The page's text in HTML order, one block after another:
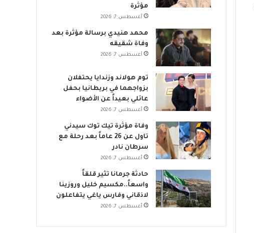
مؤثرة
أغسطس 7, 2026
محمد هنيدي برسالة مؤثرة بعد
وفاة شقيقه
أغسطس 7, 2026
توم هولاند وزندايا يحتفلان
بزواجهما في بريطانيا بحفل
عائلي بعيداً عن الأضواء
أغسطس 7, 2026
وفاة مؤثرة تيك توك سيدني
تاول عن 26 عاماً بعد رحلة مع
سرطان نادر
أغسطس 7, 2026
حادثة جرمانا تثير قلقاً
واسعاً..مكسيم خليل وروزينا
لاذقاني وفارس ياغي يتفاعلون
أغسطس 7, 2026